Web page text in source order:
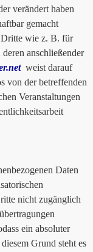
verändert haben
gemacht
wie z. B. für
anschließender
weist darauf
von der betreffenden
Veranstaltungen
Daten
nicht zugänglich
ein absoluter
Grund steht es